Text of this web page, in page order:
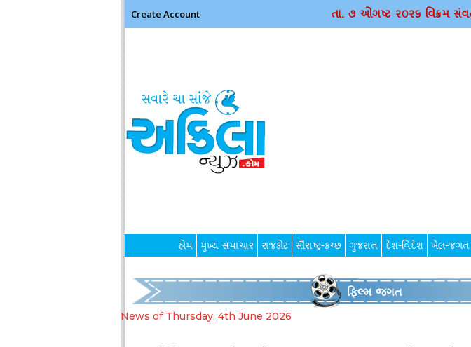
Create Account તા. ૭ ઓગષ્ટ ર૦ર૬ વિક્રમ
હોમ મુખ્ય સમાચાર રાજકોટ સૌરાષ્ટ્ર-કચ્છ ગુજરાત દેશ-વિદેશ ખેલ-જગત
ફિલ્મ જગત
News of Thursday, 4th June 2026